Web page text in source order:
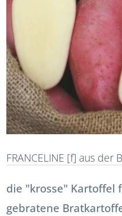
FRANCELINE [f] aus der
die "krosse" Kartoffel
gebratene